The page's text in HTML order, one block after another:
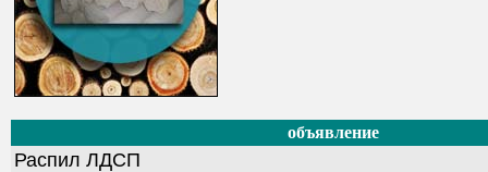
объявление
Распил ЛДСП